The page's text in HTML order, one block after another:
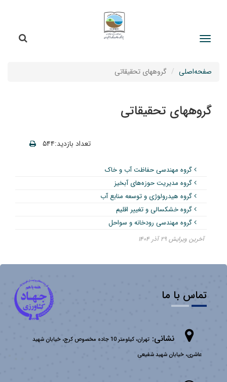
صفحه‌اصلی گروههای تحقیقاتی
گروههای تحقیقاتی
تعداد بازدید:۵۴۴
گروه مهندسی حفاظت آب و خاک
گروه مدیریت حوزه‌های آبخیز
گروه هیدرولوژی و توسعه منابع آب
گروه خشکسالی و تغییر اقلیم
گروه مهندسی رودخانه و سواحل
آخرین ویرایش ۲۹ آذر ۱۴۰۴
تماس با ما
نشانی:
تهران، کیلومتر 10 جاده مخصوص کرج، خیابان شهید
عاشری، خیابان شهید شفیعی